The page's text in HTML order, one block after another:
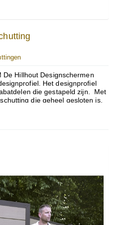
De Hillhout Designschermen
Het designprofiel
die gestapeld zijn. Met
die geheel gesloten is,